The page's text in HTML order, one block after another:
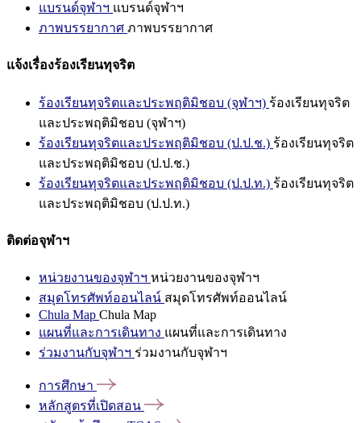
แบรนด์จุฬาฯ แบรนด์จุฬาฯ
ภาพบรรยากาศ ภาพบรรยากาศ
แจ้งเรื่องร้องเรียนทุจริต
ร้องเรียนทุจริตและประพฤติมิชอบ (จุฬาฯ) ร้องเรียนทุจริต
และประพฤติมิชอบ (จุฬาฯ)
ร้องเรียนทุจริตและประพฤติมิชอบ (ป.ป.ช.) ร้องเรียนทุจริต
และประพฤติมิชอบ (ป.ป.ช.)
ร้องเรียนทุจริตและประพฤติมิชอบ (ป.ป.ท.) ร้องเรียนทุจริต
และประพฤติมิชอบ (ป.ป.ท.)
ติดต่อจุฬาฯ
หน่วยงานของจุฬาฯ หน่วยงานของจุฬาฯ
สมุดโทรศัพท์ออนไลน์ สมุดโทรศัพท์ออนไลน์
Chula Map Chula Map
แผนที่และการเดินทาง แผนที่และการเดินทาง
ร่วมงานกับจุฬาฯ ร่วมงานกับจุฬาฯ
การศึกษา
หลักสูตรที่เปิดสอน